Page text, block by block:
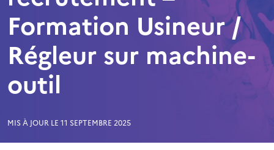
Formation Usineur /
Régleur sur machine-
outil
MIS À JOUR LE 11 SEPTEMBRE 2025